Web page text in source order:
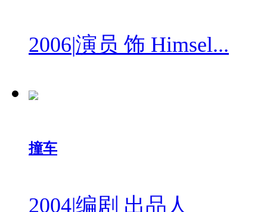
2006|演员 饰 Himsel...
撞车
2004|编剧 出品人